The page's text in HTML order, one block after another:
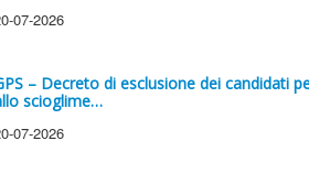
07-2026
– Decreto di esclusione dei candidati
scioglime…
07-2026